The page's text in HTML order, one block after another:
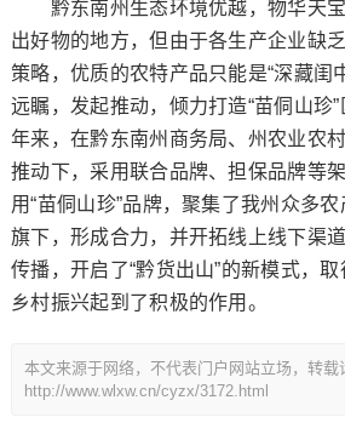
黔东南州生态环境优越，物华天宝
出好物的地方，但由于各生产企业缺
策略，优质的农特产品只能是“深藏闺
远瞩，发起推动，倾力打造“苗侗山珍
年来，在黔东南州商务局、州农业农
推动下，采用联合品牌、担保品牌等
用“苗侗山珍”品牌，聚集了我州众多
旗下，形成合力，并开拓线上线下渠
传播，开启了“黔货出山”的新模式，
乡村振兴起到了积极的作用。
本文来源于网络，不代表门户网站立场，转载
http://www.wlxw.cn/cyzx/3172.html